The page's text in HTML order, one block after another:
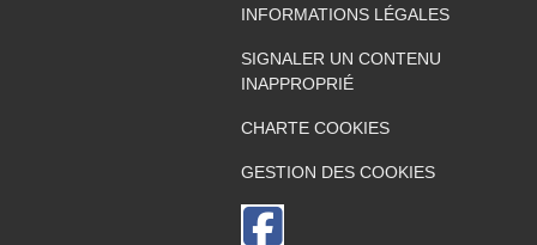
INFORMATIONS LÉGALES
SIGNALER UN CONTENU
INAPPROPRIÉ
CHARTE COOKIES
GESTION DES COOKIES